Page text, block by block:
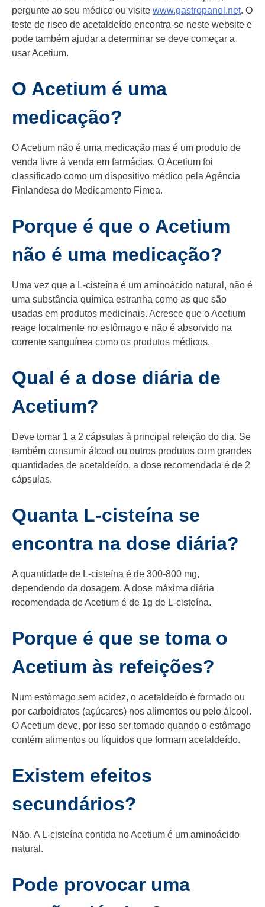
pergunte ao seu médico ou visite www.gastropanel.net. O
teste de risco de acetaldeído encontra-se neste website e
pode também ajudar a determinar se deve começar a
usar Acetium.
O Acetium é uma
medicação?
O Acetium não é uma medicação mas é um produto de
venda livre à venda em farmácias. O Acetium foi
classificado como um dispositivo médico pela Agência
Finlandesa do Medicamento Fimea.
Porque é que o Acetium
não é uma medicação?
Uma vez que a L-cisteína é um aminoácido natural, não é
uma substância química estranha como as que são
usadas em produtos medicinais. Acresce que o Acetium
reage localmente no estômago e não é absorvido na
corrente sanguínea como os produtos médicos.
Qual é a dose diária de
Acetium?
Deve tomar 1 a 2 cápsulas à principal refeição do dia. Se
também consumir álcool ou outros produtos com grandes
quantidades de acetaldeído, a dose recomendada é de 2
cápsulas.
Quanta L-cisteína se
encontra na dose diária?
A quantidade de L-cisteína é de 300-800 mg,
dependendo da dosagem. A dose máxima diária
recomendada de Acetium é de 1g de L-cisteína.
Porque é que se toma o
Acetium às refeições?
Num estômago sem acidez, o acetaldeído é formado ou
por carboidratos (açúcares) nos alimentos ou pelo álcool.
O Acetium deve, por isso ser tomado quando o estômago
contém alimentos ou líquidos que formam acetaldeído.
Existem efeitos
secundários?
Não. A L-cisteína contida no Acetium é um aminoácido
natural.
Pode provocar uma